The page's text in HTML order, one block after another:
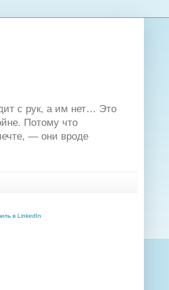
с рук, а им нет… Это
Потому что
— они вроде
в LinkedIn